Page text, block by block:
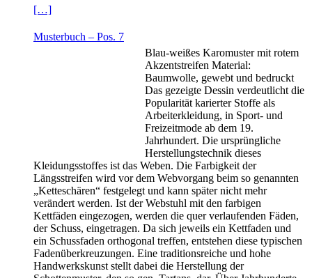
[…]
Musterbuch – Pos. 7
Blau-weißes Karomuster mit rotem
Akzentstreifen Material:
Baumwolle, gewebt und bedruckt
Das gezeigte Dessin verdeutlicht die
Popularität karierter Stoffe als
Arbeiterkleidung, in Sport- und
Freizeitmode ab dem 19.
Jahrhundert. Die ursprüngliche
Herstellungstechnik dieses
Kleidungsstoffes ist das Weben. Die Farbigkeit der
Längsstreifen wird vor dem Webvorgang beim so genannten
„Ketteschären“ festgelegt und kann später nicht mehr
verändert werden. Ist der Webstuhl mit den farbigen
Kettfäden eingezogen, werden die quer verlaufenden Fäden,
der Schuss, eingetragen. Da sich jeweils ein Kettfaden und
ein Schussfaden orthogonal treffen, entstehen diese typischen
Fadenüberkreuzungen. Eine traditionsreiche und hohe
Handwerkskunst stellt dabei die Herstellung der